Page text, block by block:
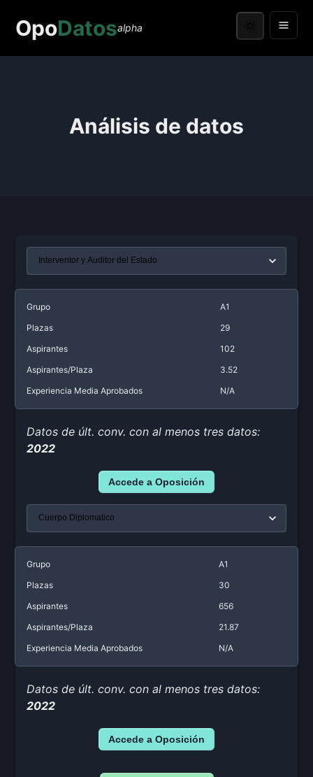
OpoDatosalpha
Análisis de datos
Grupo
A1
Plazas
29
Aspirantes
102
Aspirantes/Plaza
3.52
Experiencia Media Aprobados
N/A
Datos de últ. conv. con al menos tres datos:
2022
Accede a Oposición
Grupo
A1
Plazas
30
Aspirantes
656
Aspirantes/Plaza
21.87
Experiencia Media Aprobados
N/A
Datos de últ. conv. con al menos tres datos:
2022
Accede a Oposición